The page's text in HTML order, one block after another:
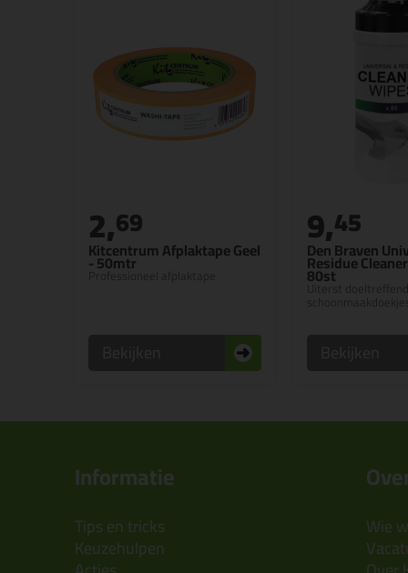
Kitcentrum Afplaktape Geel
- 50mtr
Professioneel afplaktape
2,69
Den Braven
Residue
80st
Uiterst doeltreffende
9,45
Informatie
Tips en tricks
Keuzehulpen
Wie